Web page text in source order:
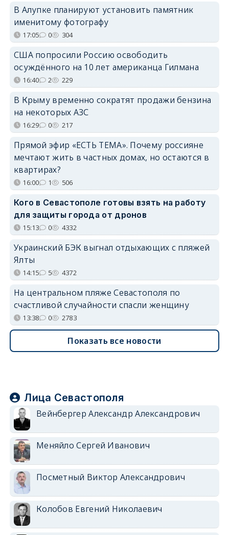
В Алупке планируют установить памятник
именитому фотографу
17:05 0 304
США попросили Россию освободить
осуждённого на 10 лет американца Гилмана
16:40 2 229
В Крыму временно сократят продажи бензина
на некоторых АЗС
16:29 0 217
Прямой эфир «ЕСТЬ ТЕМА». Почему россияне
мечтают жить в частных домах, но остаются в
квартирах?
16:00 1 506
Кого в Севастополе готовы взять на работу
для защиты города от дронов
15:13 0 4332
Украинский БЭК выгнал отдыхающих с пляжей
Ялты
14:15 5 4372
На центральном пляже Севастополя по
счастливой случайности спасли женщину
13:38 0 2783
Показать все новости
Лица Севастополя
Вейнбергер Александр Александрович
Меняйло Сергей Иванович
Посметный Виктор Александрович
Колобов Евгений Николаевич